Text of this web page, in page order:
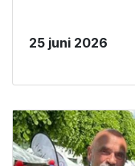
25 juni 2026